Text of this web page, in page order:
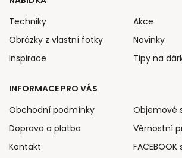
Techniky
Obrázky z vlastní fotky
Inspirace
Akce
Novinky
Tipy na
INFORMACE PRO VÁS
Obchodní podmínky
Doprava a platba
Kontakt
Objemové
Věrnostní